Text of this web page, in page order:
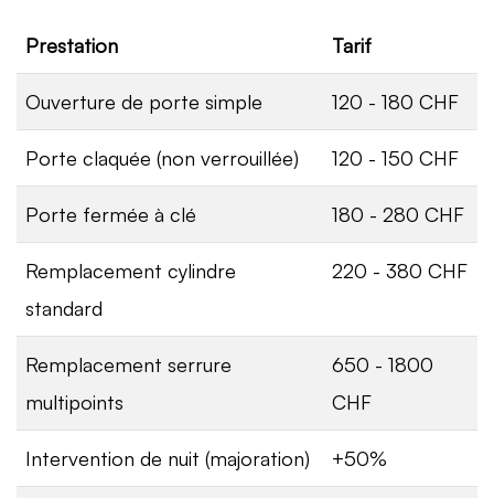
Prestation Tarif
Ouverture de porte simple 120 - 180 CHF
Porte claquée (non verrouillée) 120 - 150 CHF
Porte fermée à clé 180 - 280 CHF
Remplacement cylindre
standard
220 - 380 CHF
Remplacement serrure
multipoints
650 - 1800
CHF
Intervention de nuit (majoration) +50%